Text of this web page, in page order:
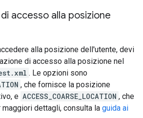
accesso alla posizione
alla posizione dell'utente, devi
di accesso alla posizione nel
. Le opzioni sono
, che fornisce la posizione
e ACCESS_COARSE_LOCATION , che
dettagli, consulta la guida ai